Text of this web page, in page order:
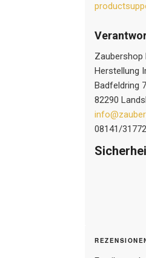
Zaubershop
Herstellung
Badfeldring
82290
08141/